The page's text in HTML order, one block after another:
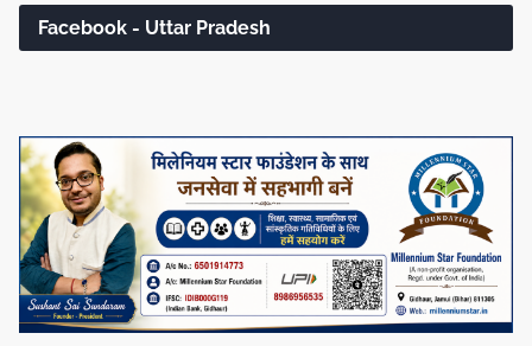
Facebook - Uttar Pradesh